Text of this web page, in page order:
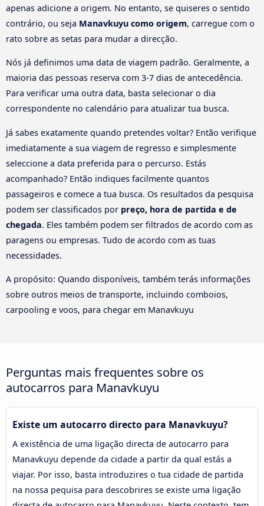
apenas adicione a origem. No entanto, se quiseres o sentido
contrário, ou seja Manavkuyu como origem, carregue com o
rato sobre as setas para mudar a direcção.
Nós já definimos uma data de viagem padrão. Geralmente, a
maioria das pessoas reserva com 3-7 dias de antecedência.
Para verificar uma outra data, basta selecionar o dia
correspondente no calendário para atualizar tua busca.
Já sabes exatamente quando pretendes voltar? Então verifique
imediatamente a sua viagem de regresso e simplesmente
seleccione a data preferida para o percurso. Estás
acompanhado? Então indiques facilmente quantos
passageiros e comece a tua busca. Os resultados da pesquisa
podem ser classificados por preço, hora de partida e de
chegada. Eles também podem ser filtrados de acordo com as
paragens ou empresas. Tudo de acordo com as tuas
necessidades.
A propósito: Quando disponíveis, também terás informações
sobre outros meios de transporte, incluindo comboios,
carpooling e voos, para chegar em Manavkuyu
Perguntas mais frequentes sobre os
autocarros para Manavkuyu
Existe um autocarro directo para Manavkuyu?
A existência de uma ligação directa de autocarro para
Manavkuyu depende da cidade a partir da qual estás a
viajar. Por isso, basta introduzires o tua cidade de partida
na nossa pequisa para descobrires se existe uma ligação